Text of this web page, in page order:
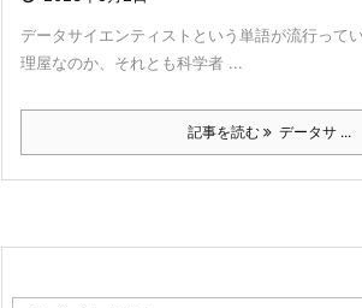
データサイエンティストという単語が流行って
理屋なのか、それとも科学者 ...
記事を読む データサ ...